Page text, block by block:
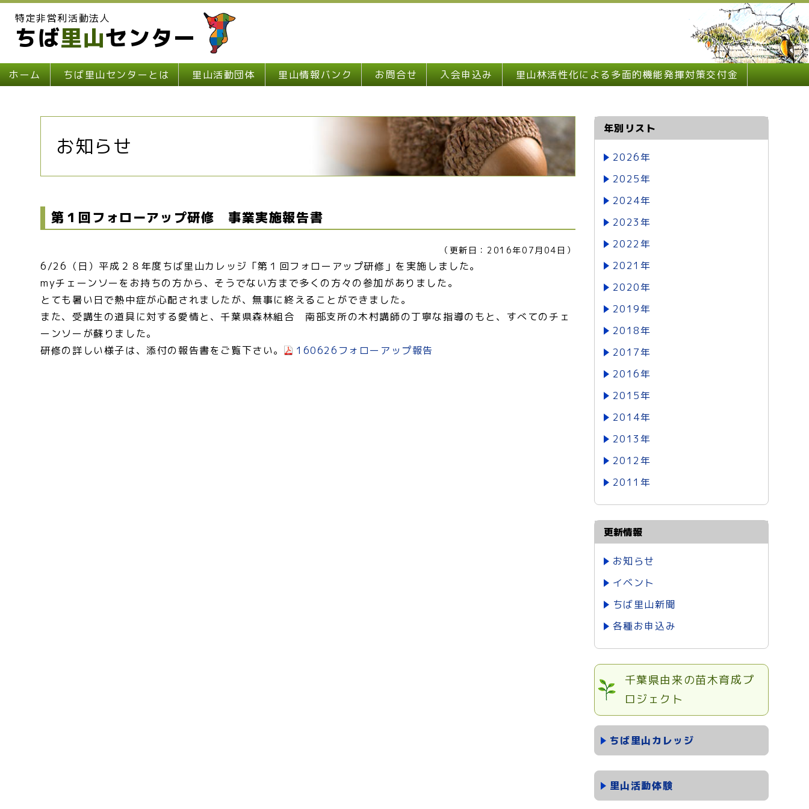
特定非営利活動法人
ちば里山センター
ホーム ちば里山センターとは 里山活動団体 里山情報バンク お問合せ 入会申込み 里山林活性化による多面的機能発揮対策交付金
お知らせ
第１回フォローアップ研修 事業実施報告書
（更新日：2016年07月04日）
6/26（日）平成２８年度ちば里山カレッジ「第１回フォローアップ研修」を実施しました。
myチェーンソーをお持ちの方から、そうでない方まで多くの方々の参加がありました。
とても暑い日で熱中症が心配されましたが、無事に終えることができました。
また、受講生の道具に対する愛情と、千葉県森林組合 南部支所の木村講師の丁寧な指導のもと、すべてのチェ
ーンソーが蘇りました。
研修の詳しい様子は、添付の報告書をご覧下さい。
160626フォローアップ報告
年別リスト
2026年
2025年
2024年
2023年
2022年
2021年
2020年
2019年
2018年
2017年
2016年
2015年
2014年
2013年
2012年
2011年
更新情報
お知らせ
イベント
ちば里山新聞
各種お申込み
千葉県由来の苗木育成プ
ロジェクト
ちば里山カレッジ
里山活動体験